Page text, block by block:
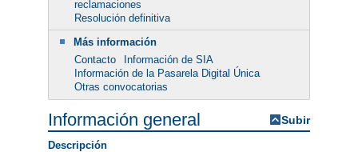
reclamaciones
Resolución definitiva
Más información
Contacto
Información de SIA
Información de la Pasarela Digital Única
Otras convocatorias
Información general Subir
Descripción